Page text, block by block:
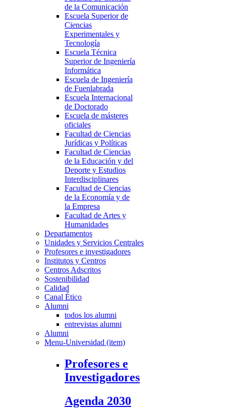
de la Comunicación
Escuela Superior de
Ciencias
Experimentales y
Tecnología
Escuela Técnica
Superior de Ingeniería
Informática
Escuela de Ingeniería
de Fuenlabrada
Escuela Internacional
de Doctorado
Escuela de másteres
oficiales
Facultad de Ciencias
Jurídicas y Políticas
Facultad de Ciencias
de la Educación y del
Deporte y Estudios
Interdisciplinares
Facultad de Ciencias
de la Economía y de
la Empresa
Facultad de Artes y
Humanidades
Departamentos
Unidades y Servicios Centrales
Profesores e investigadores
Institutos y Centros
Centros Adscritos
Sostenibilidad
Calidad
Canal Ético
Alumni
todos los alumni
entrevistas alumni
Alumni
Menu-Universidad (item)
Profesores e
Investigadores
Agenda 2030